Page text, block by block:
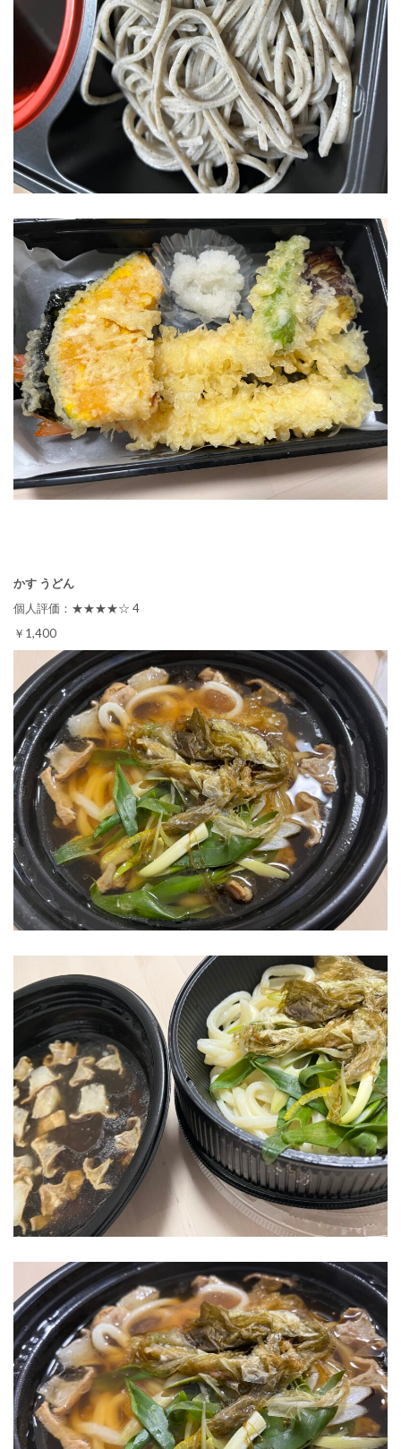
かす うどん
個人評価：★★★★☆ 4
￥1,400